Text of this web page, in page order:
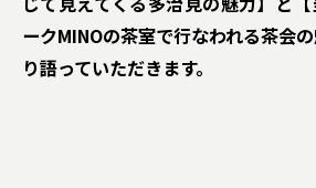
ークMINOの茶室で行なわれる茶会
り語っていただきます。